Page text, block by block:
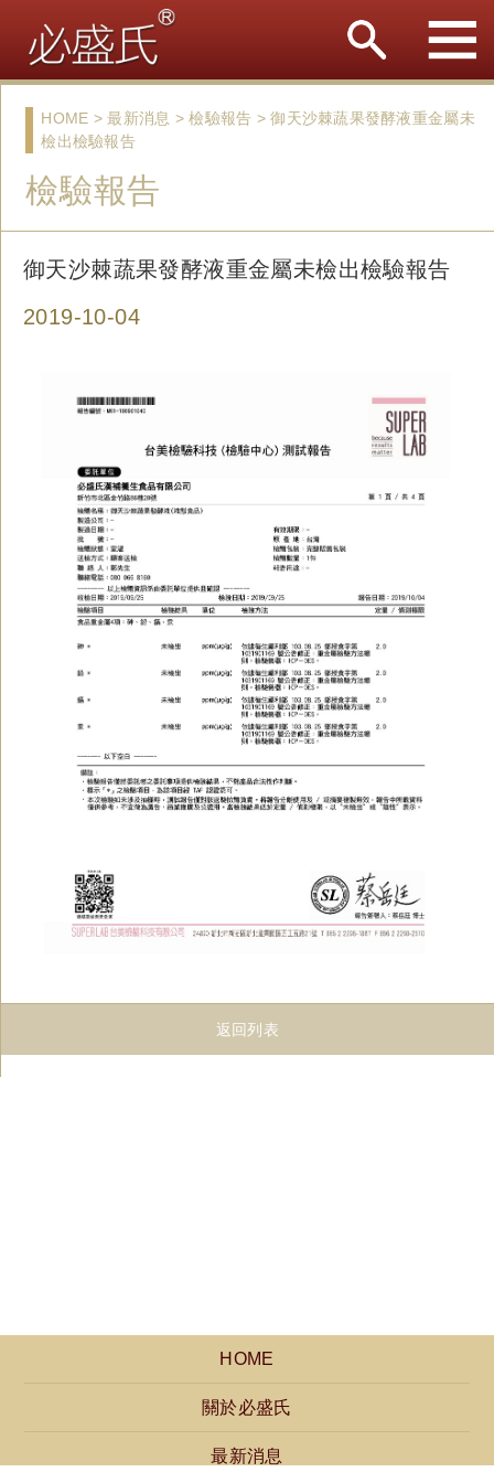
檢驗報告
HOME > 最新消息 > 檢驗報告 > 御天沙棘蔬果發酵液重金屬未
檢出檢驗報告
御天沙棘蔬果發酵液重金屬未檢出檢驗報告
2019-10-04
返回列表
HOME
關於必盛氏
最新消息